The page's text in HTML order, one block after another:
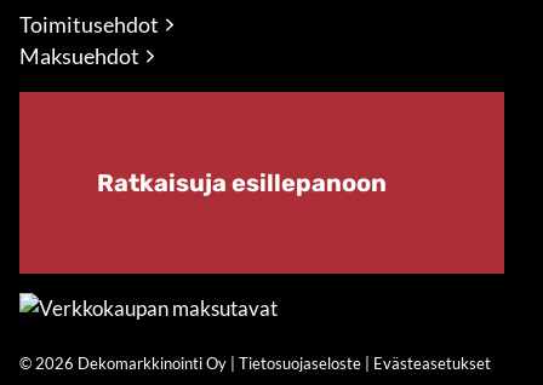
Toimitusehdot
Maksuehdot
Ratkaisuja esillepanoon
© 2026 Dekomarkkinointi Oy | Tietosuojaseloste Evästeasetukset